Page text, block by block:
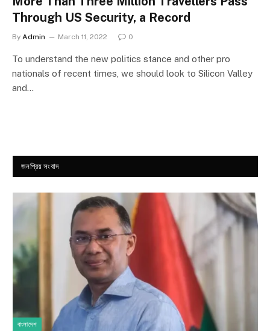
Through US Security, a Record
By Admin March 11, 2022 0
To understand the new politics stance and other pro
nationals of recent times, we should look to Silicon Valley
and…
জনপ্রিয় সংবাদ
বাংলাদেশ